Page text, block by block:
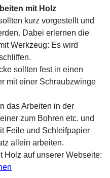
mit Holz
kurz vorgestellt und
Dabei erlernen die
Werkzeug: Es wird
sollten fest in einen
mit einer Schraubzwinge
das Arbeiten in der
zum Bohren etc. und
Feile und Schleifpapier
allein arbeiten.
Holz auf unserer Webseite: